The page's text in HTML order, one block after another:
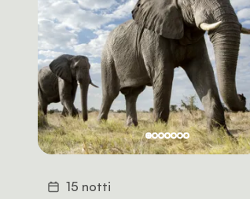
15 notti